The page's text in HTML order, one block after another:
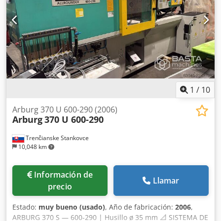
1 / 10
Trenčianske Stankovce
10,048 km
Arburg 370 U 600-290 (2006)
Arburg370 U 600-290
Información de
precio
Llamar
Estado: muy bueno (usado), Año de fabricación: 2006,
ARBURG 370 S — 600-290 | Husillo ø 35 mm 📐 SISTEMA DE